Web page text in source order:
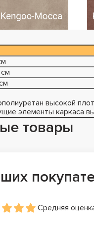
высокой
элементы каркаса
товары
Средняя